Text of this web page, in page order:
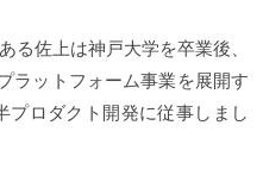
る佐上は神戸大学を卒業後、
ラットフォーム事業を展開す
プロダクト開発に従事しまし